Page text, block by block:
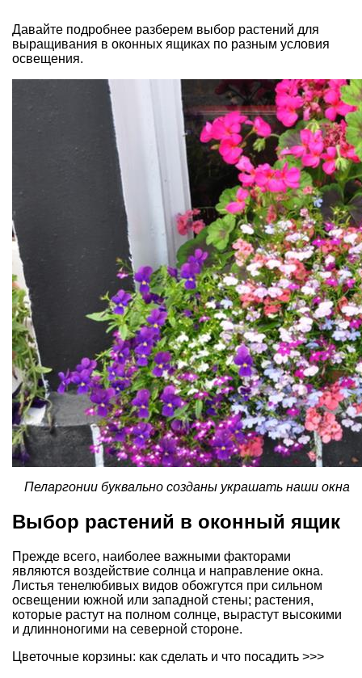
Давайте подробнее разберем выбор растений для
выращивания в оконных ящиках по разным условия
освещения.
Пеларгонии буквально созданы украшать наши окна
Выбор растений в оконный ящик
Прежде всего, наиболее важными факторами
являются воздействие солнца и направление окна.
Листья тенелюбивых видов обожгутся при сильном
освещении южной или западной стены; растения,
которые растут на полном солнце, вырастут высокими
и длинноногими на северной стороне.
Цветочные корзины: как сделать и что посадить >>>